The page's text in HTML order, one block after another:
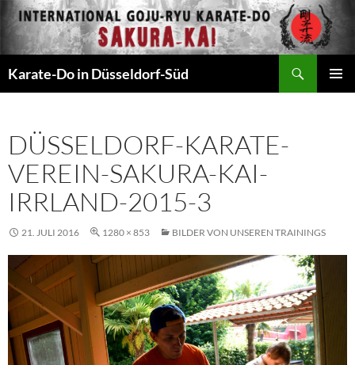
Zum
Inhalt
springen
Karate-Do in Düsseldorf-Süd
DÜSSELDORF-KARATE-
VEREIN-SAKURA-KAI-
IRRLAND-2015-3
21. JULI 2016 1280 × 853 BILDER VON UNSEREN TRAININGS